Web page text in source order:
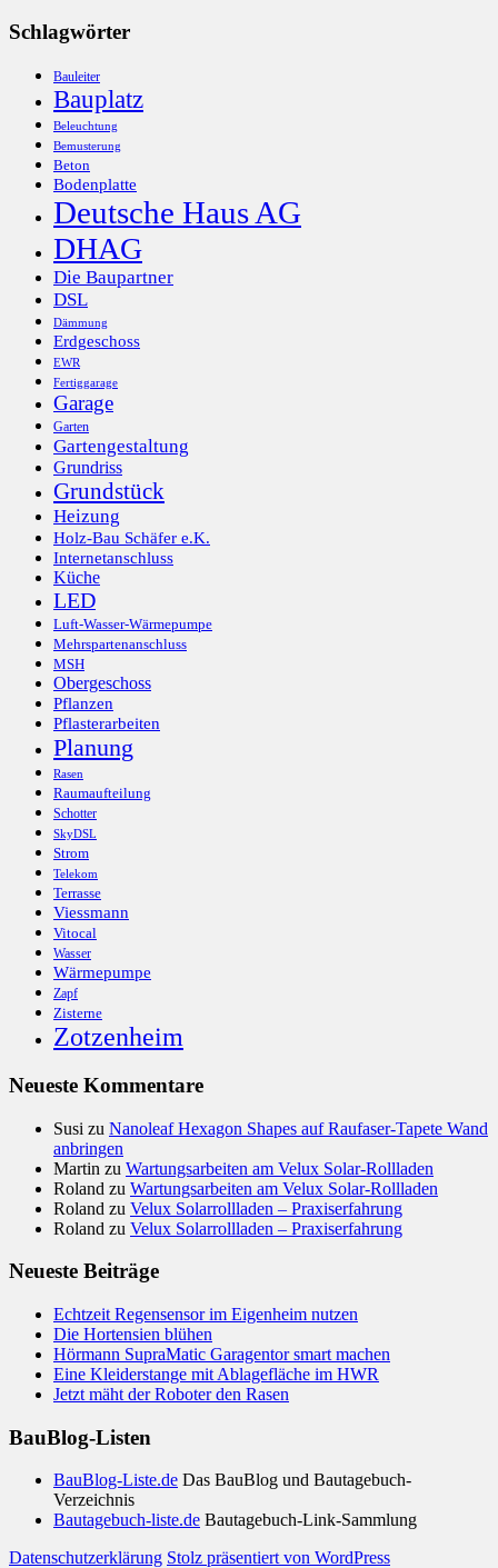
Schlagwörter
Bauleiter
Bauplatz
Beleuchtung
Bemusterung
Beton
Bodenplatte
Deutsche Haus AG
DHAG
Die Baupartner
DSL
Dämmung
Erdgeschoss
EWR
Fertiggarage
Garage
Garten
Gartengestaltung
Grundriss
Grundstück
Heizung
Holz-Bau Schäfer e.K.
Internetanschluss
Küche
LED
Luft-Wasser-Wärmepumpe
Mehrspartenanschluss
MSH
Obergeschoss
Pflanzen
Pflasterarbeiten
Planung
Rasen
Raumaufteilung
Schotter
SkyDSL
Strom
Telekom
Terrasse
Viessmann
Vitocal
Wasser
Wärmepumpe
Zapf
Zisterne
Zotzenheim
Neueste Kommentare
Susi zu Nanoleaf Hexagon Shapes auf Raufaser-Tapete Wand
anbringen
Martin zu Wartungsarbeiten am Velux Solar-Rollladen
Roland zu Wartungsarbeiten am Velux Solar-Rollladen
Roland zu Velux Solarrollladen – Praxiserfahrung
Roland zu Velux Solarrollladen – Praxiserfahrung
Neueste Beiträge
Echtzeit Regensensor im Eigenheim nutzen
Die Hortensien blühen
Hörmann SupraMatic Garagentor smart machen
Eine Kleiderstange mit Ablagefläche im HWR
Jetzt mäht der Roboter den Rasen
BauBlog-Listen
BauBlog-Liste.de Das BauBlog und Bautagebuch-
Verzeichnis
Bautagebuch-liste.de Bautagebuch-Link-Sammlung
Datenschutzerklärung Stolz präsentiert von WordPress